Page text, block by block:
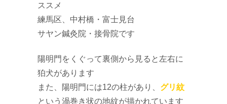
ススメ
練馬区、中村橋・富士見台
サヤン鍼灸院・接骨院です
陽明門をくぐって裏側から見ると左右に
狛犬があります
また、陽明門には12の柱があり、 グリ紋
という渦巻き状の地紋が描かれています